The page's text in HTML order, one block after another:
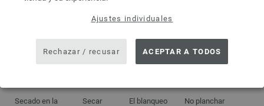
Ajustes individuales
Rechazar / recusar ACEPTAR A TODOS
aprox. 500 g
INDICACIONES DE CUIDADO
Secado en la
Secar
El blanqueo
No planchar